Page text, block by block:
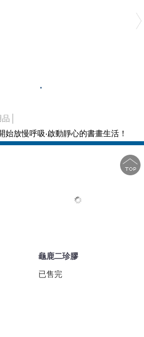
│
始放慢呼吸‧啟動靜心的書畫生活！
龜鹿二珍膠
已售完